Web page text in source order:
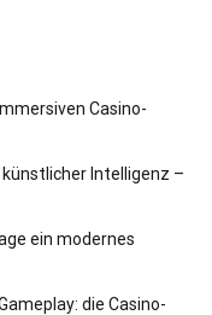
Casino-
Intelligenz –
ein modernes
die Casino-